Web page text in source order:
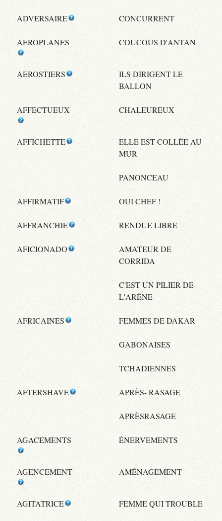
ADVERSAIRE CONCURRENT
AEROPLANES COUCOUS D'ANTAN
AEROSTIERS
ILS DIRIGENT LE
BALLON
AFFECTUEUX CHALEUREUX
AFFICHETTE
ELLE EST COLLÉE AU
MUR
PANONCEAU
AFFIRMATIF OUI CHEF !
AFFRANCHIE RENDUE LIBRE
AFICIONADO
AMATEUR DE
CORRIDA
C'EST UN PILIER DE
L'ARÈNE
AFRICAINES FEMMES DE DAKAR
GABONAISES
TCHADIENNES
AFTERSHAVE APRÈS- RASAGE
APRÈSRASAGE
AGACEMENTS ÉNERVEMENTS
AGENCEMENT AMÉNAGEMENT
AGITATRICE FEMME QUI TROUBLE